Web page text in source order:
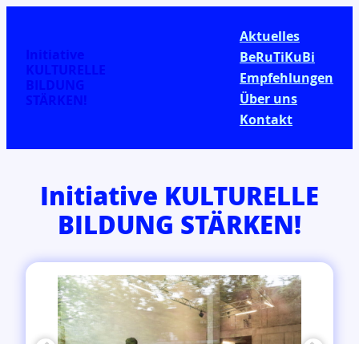
Initiative
KULTURELLE
BILDUNG
STÄRKEN!
Aktuelles
BeRuTiKuBi
Empfehlungen
Über uns
Kontakt
Initiative KULTURELLE
BILDUNG STÄRKEN!